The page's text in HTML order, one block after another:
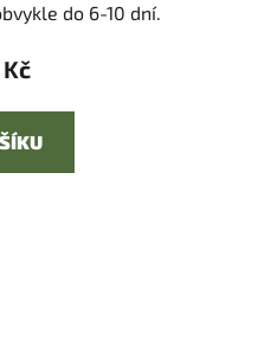
do 6-10 dní.